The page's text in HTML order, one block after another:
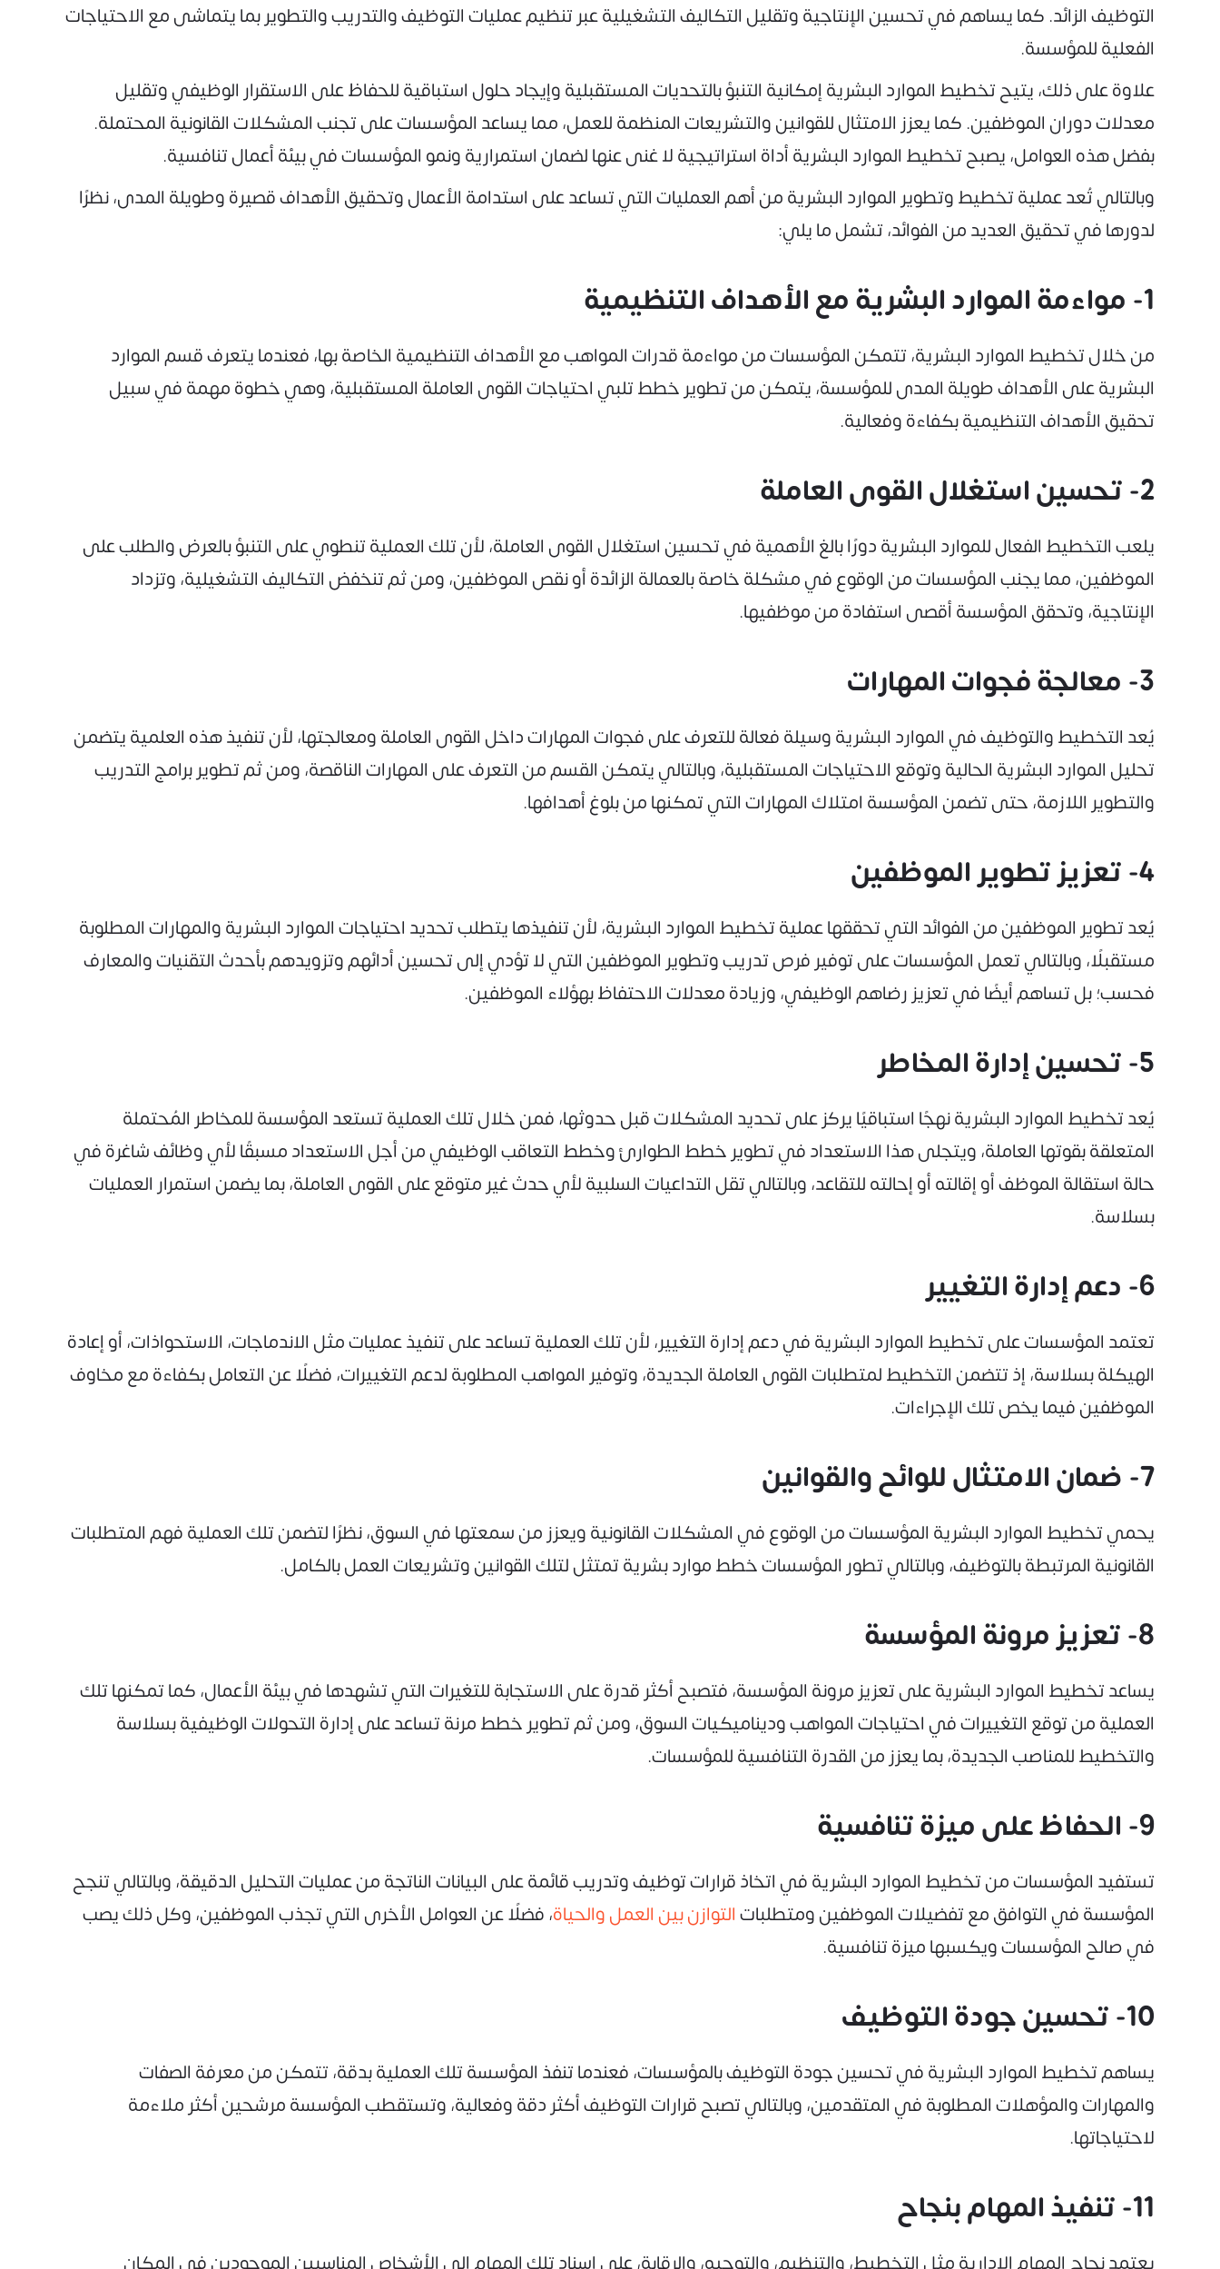
التوظيف الزائد. كما يساهم في تحسين الإنتاجية وتقليل التكاليف التشغيلية عبر تنظيم عمليات التوظيف والتدريب والتطوير بما يتماشى مع الاحتياجات
الفعلية للمؤسسة.
علاوة على ذلك، يتيح تخطيط الموارد البشرية إمكانية التنبؤ بالتحديات المستقبلية وإيجاد حلول استباقية للحفاظ على الاستقرار الوظيفي وتقليل
معدلات دوران الموظفين. كما يعزز الامتثال للقوانين والتشريعات المنظمة للعمل، مما يساعد المؤسسات على تجنب المشكلات القانونية المحتملة.
بفضل هذه العوامل، يصبح تخطيط الموارد البشرية أداة استراتيجية لا غنى عنها لضمان استمرارية ونمو المؤسسات في بيئة أعمال تنافسية.
وبالتالي تُعد عملية تخطيط وتطوير الموارد البشرية من أهم العمليات التي تساعد على استدامة الأعمال وتحقيق الأهداف قصيرة وطويلة المدى، نظرًا
لدورها في تحقيق العديد من الفوائد، تشمل ما يلي:
1- مواءمة الموارد البشرية مع الأهداف التنظيمية
من خلال تخطيط الموارد البشرية، تتمكن المؤسسات من مواءمة قدرات المواهب مع الأهداف التنظيمية الخاصة بها، فعندما يتعرف قسم الموارد
البشرية على الأهداف طويلة المدى للمؤسسة، يتمكن من تطوير خطط تلبي احتياجات القوى العاملة المستقبلية، وهي خطوة مهمة في سبيل
تحقيق الأهداف التنظيمية بكفاءة وفعالية.
2- تحسين استغلال القوى العاملة
يلعب التخطيط الفعال للموارد البشرية دورًا بالغ الأهمية في تحسين استغلال القوى العاملة، لأن تلك العملية تنطوي على التنبؤ بالعرض والطلب على
الموظفين، مما يجنب المؤسسات من الوقوع في مشكلة خاصة بالعمالة الزائدة أو نقص الموظفين، ومن ثم تنخفض التكاليف التشغيلية، وتزداد
الإنتاجية، وتحقق المؤسسة أقصى استفادة من موظفيها.
3- معالجة فجوات المهارات
يُعد التخطيط والتوظيف في الموارد البشرية وسيلة فعالة للتعرف على فجوات المهارات داخل القوى العاملة ومعالجتها، لأن تنفيذ هذه العلمية يتضمن
تحليل الموارد البشرية الحالية وتوقع الاحتياجات المستقبلية، وبالتالي يتمكن القسم من التعرف على المهارات الناقصة، ومن ثم تطوير برامج التدريب
والتطوير اللازمة، حتى تضمن المؤسسة امتلاك المهارات التي تمكنها من بلوغ أهدافها.
4- تعزيز تطوير الموظفين
يُعد تطوير الموظفين من الفوائد التي تحققها عملية تخطيط الموارد البشرية، لأن تنفيذها يتطلب تحديد احتياجات الموارد البشرية والمهارات المطلوبة
مستقبلًا، وبالتالي تعمل المؤسسات على توفير فرص تدريب وتطوير الموظفين التي لا تؤدي إلى تحسين أدائهم وتزويدهم بأحدث التقنيات والمعارف
فحسب؛ بل تساهم أيضًا في تعزيز رضاهم الوظيفي، وزيادة معدلات الاحتفاظ بهؤلاء الموظفين.
5- تحسين إدارة المخاطر
يُعد تخطيط الموارد البشرية نهجًا استباقيًا يركز على تحديد المشكلات قبل حدوثها، فمن خلال تلك العملية تستعد المؤسسة للمخاطر المُحتملة
المتعلقة بقوتها العاملة، ويتجلى هذا الاستعداد في تطوير خطط الطوارئ وخطط التعاقب الوظيفي من أجل الاستعداد مسبقًا لأي وظائف شاغرة في
حالة استقالة الموظف أو إقالته أو إحالته للتقاعد، وبالتالي تقل التداعيات السلبية لأي حدث غير متوقع على القوى العاملة، بما يضمن استمرار العمليات
بسلاسة.
6- دعم إدارة التغيير
تعتمد المؤسسات على تخطيط الموارد البشرية في دعم إدارة التغيير، لأن تلك العملية تساعد على تنفيذ عمليات مثل الاندماجات، الاستحواذات، أو إعادة
الهيكلة بسلاسة، إذ تتضمن التخطيط لمتطلبات القوى العاملة الجديدة، وتوفير المواهب المطلوبة لدعم التغييرات، فضلًا عن التعامل بكفاءة مع مخاوف
الموظفين فيما يخص تلك الإجراءات.
7- ضمان الامتثال للوائح والقوانين
يحمي تخطيط الموارد البشرية المؤسسات من الوقوع في المشكلات القانونية ويعزز من سمعتها في السوق، نظرًا لتضمن تلك العملية فهم المتطلبات
القانونية المرتبطة بالتوظيف، وبالتالي تطور المؤسسات خطط موارد بشرية تمتثل لتلك القوانين وتشريعات العمل بالكامل.
8- تعزيز مرونة المؤسسة
يساعد تخطيط الموارد البشرية على تعزيز مرونة المؤسسة، فتصبح أكثر قدرة على الاستجابة للتغيرات التي تشهدها في بيئة الأعمال، كما تمكنها تلك
العملية من توقع التغييرات في احتياجات المواهب وديناميكيات السوق، ومن ثم تطوير خطط مرنة تساعد على إدارة التحولات الوظيفية بسلاسة
والتخطيط للمناصب الجديدة، بما يعزز من القدرة التنافسية للمؤسسات.
9- الحفاظ على ميزة تنافسية
تستفيد المؤسسات من تخطيط الموارد البشرية في اتخاذ قرارات توظيف وتدريب قائمة على البيانات الناتجة من عمليات التحليل الدقيقة، وبالتالي تنجح
المؤسسة في التوافق مع تفضيلات الموظفين ومتطلباتالتوازن بين العمل والحياة، فضلًا عن العوامل الأخرى التي تجذب الموظفين، وكل ذلك يصب
في صالح المؤسسات ويكسبها ميزة تنافسية.
10- تحسين جودة التوظيف
يساهم تخطيط الموارد البشرية في تحسين جودة التوظيف بالمؤسسات، فعندما تنفذ المؤسسة تلك العملية بدقة، تتمكن من معرفة الصفات
والمهارات والمؤهلات المطلوبة في المتقدمين، وبالتالي تصبح قرارات التوظيف أكثر دقة وفعالية، وتستقطب المؤسسة مرشحين أكثر ملاءمة
لاحتياجاتها.
11- تنفيذ المهام بنجاح